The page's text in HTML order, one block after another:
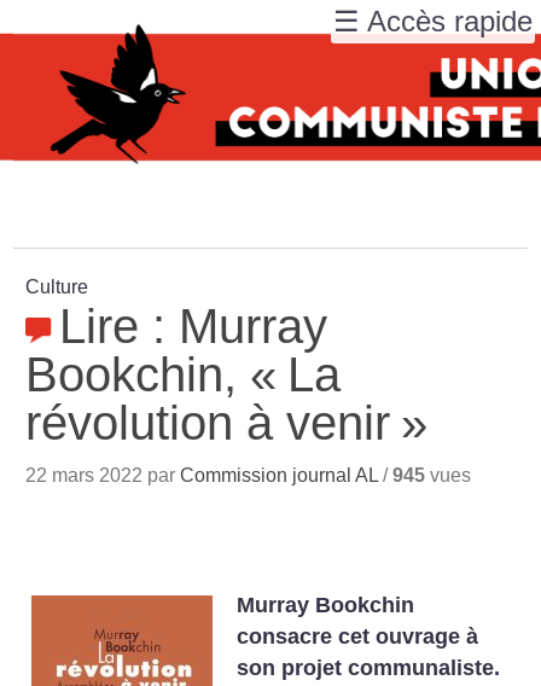
Culture
Lire : Murray
Bookchin, « La
révolution à venir »
22 mars 2022 parCommission journal AL /945 vues
Murray Bookchin
consacre cet ouvrage à
son projet communaliste.
☰ Accès rapide